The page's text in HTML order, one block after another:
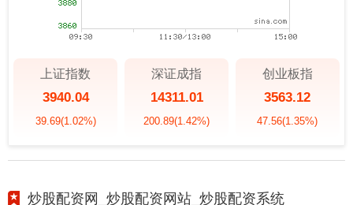
上证指数
3940.04
39.69(1.02%)
深证成指
14311.01
200.89(1.42%)
创业板指
3563.12
47.56(1.35%)
炒股配资网_炒股配资网站_炒股配资系统